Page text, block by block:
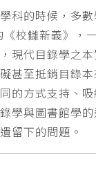
科的時候，多
校讎新義》，
現代目錄學之
甚至抵銷目錄
的方式支持、
學與圖書館學
留下的問題。